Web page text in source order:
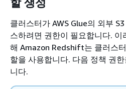
클러스터가 AWS Glue의 외부
스하려면 권한이 필요합니다. 이
해 Amazon Redshift는 클러스
할을 사용합니다. 다음 정책 권
니다.